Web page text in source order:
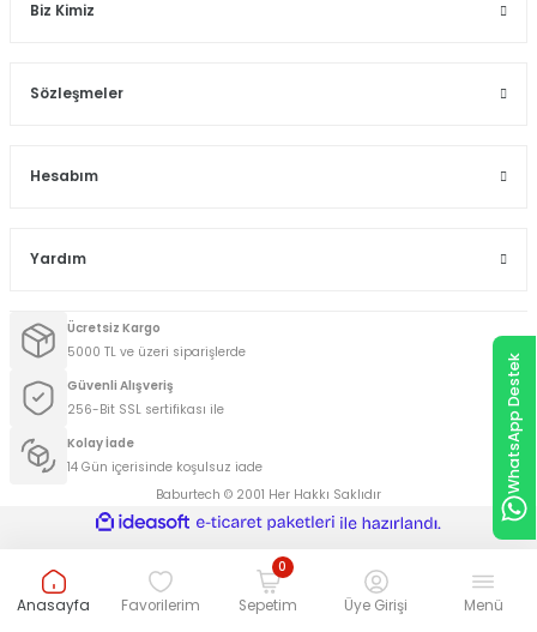
Biz Kimiz
Sözleşmeler
Hesabım
Yardım
Ücretsiz Kargo
5000 TL ve üzeri siparişlerde
Güvenli Alışveriş
256-Bit SSL sertifikası ile
Kolay İade
14 Gün içerisinde koşulsuz iade
Baburtech © 2001 Her Hakkı Saklıdır
WhatsApp Destek
Anasayfa Favorilerim
0
Sepetim Üye Girişi Menü
ideasoft
e-
hazırlandı.